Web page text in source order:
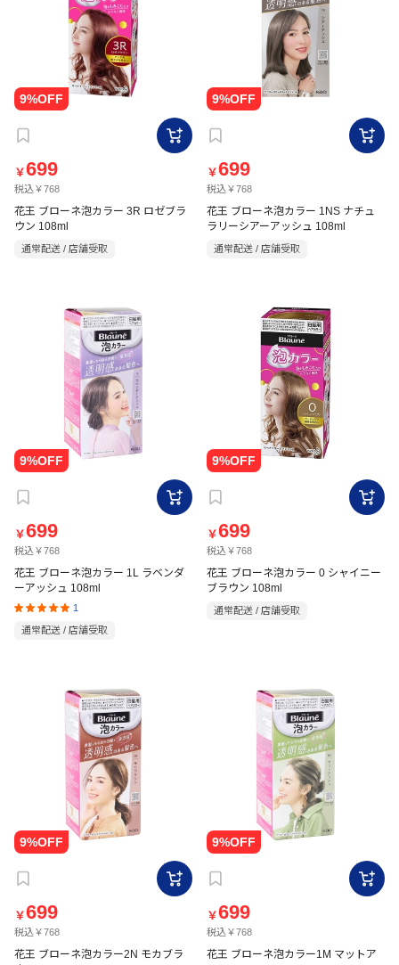
￥699
税込￥768
花王 ブローネ泡カラー 3R ロゼブラ
ウン 108ml
通常配送 / 店舗受取
￥699
税込￥768
花王 ブローネ泡カラー 1NS ナチュ
ラリーシアーアッシュ 108ml
通常配送 / 店舗受取
￥699
税込￥768
花王 ブローネ泡カラー 1L ラベンダ
ーアッシュ 108ml
1
通常配送 / 店舗受取
￥699
税込￥768
花王 ブローネ泡カラー 0 シャイニー
ブラウン 108ml
通常配送 / 店舗受取
￥699
税込￥768
花王 ブローネ泡カラー2N モカブラ
￥699
税込￥768
花王 ブローネ泡カラー1M マットア